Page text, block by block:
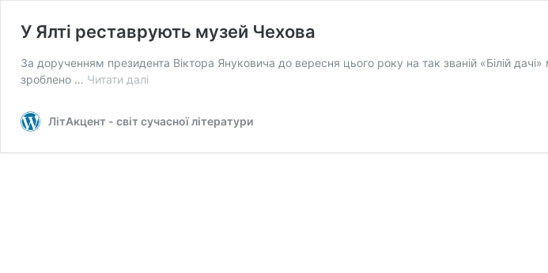
У Ялті реставрують музей Чехова
За дорученням президента Віктора Януковича до вересня цього року на так званій «Білій
зроблено … Читати даліУ
музей
ЛітАкцент - світ сучасної літератури